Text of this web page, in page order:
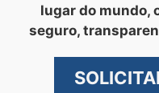
lugar do mundo,
seguro,